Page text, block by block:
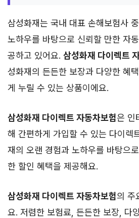
삼성화재는 국내 대표 손해보험사
노하우를 바탕으로 신뢰할 만한 자
공하고 있어요. 삼성화재 다이렉트
성화재의 든든한 보장과 다양한 혜
게 누릴 수 있는 상품이에요.
삼성화재 다이렉트 자동차보험은 인
해 간편하게 가입할 수 있는 다이렉
재의 오랜 경험과 노하우를 바탕으
한 할인 혜택을 제공해요.
삼성화재 다이렉트 자동차보험의 주
요. 저렴한 보험료, 든든한 보장, 다